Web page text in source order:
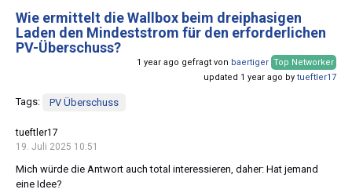
Wie ermittelt die Wallbox beim dreiphasigen
Laden den Mindeststrom für den erforderlichen
PV-Überschuss?
1 year ago gefragt von baertiger Top Networker
updated 1 year ago by tueftler17
Tags: PV Überschuss
tueftler17
19. Juli 2025 10:51
Mich würde die Antwort auch total interessieren, daher: Hat jemand
eine Idee?